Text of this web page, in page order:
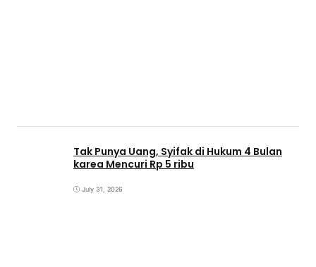
Tak Punya Uang, Syifak di Hukum 4 Bulan
karea Mencuri Rp 5 ribu
July 31, 2026